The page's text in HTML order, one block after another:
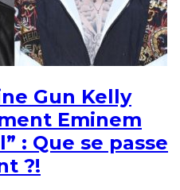
Gun Kelly
Eminem
: Que se passe
?!